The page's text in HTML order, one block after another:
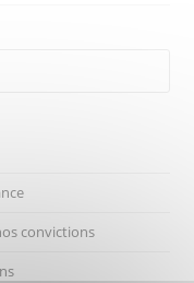
convictions